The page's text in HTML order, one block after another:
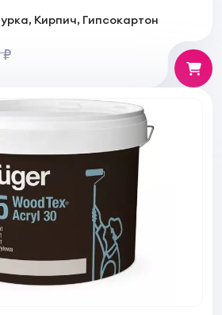
Кирпич, Гипсокартон
₽